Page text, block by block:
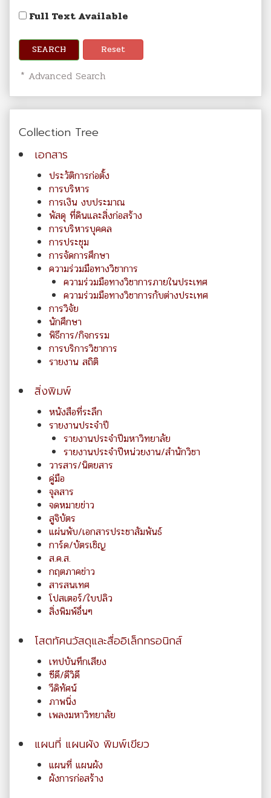
Full Text Available
SEARCH Reset
* Advanced Search
Collection Tree
เอกสาร
ประวัติการก่อตั้ง
การบริหาร
การเงิน งบประมาณ
พัสดุ ที่ดินและสิ่งก่อสร้าง
การบริหารบุคคล
การประชุม
การจัดการศึกษา
ความร่วมมือทางวิชาการ
ความร่วมมือทางวิชาการภายในประเทศ
ความร่วมมือทางวิชาการกับต่างประเทศ
การวิจัย
นักศึกษา
พิธีการ/กิจกรรม
การบริการวิชาการ
รายงาน สถิติ
สิ่งพิมพ์
หนังสือที่ระลึก
รายงานประจำปี
รายงานประจำปีมหาวิทยาลัย
รายงานประจำปีหน่วยงาน/สำนักวิชา
วารสาร/นิตยสาร
คู่มือ
จุลสาร
จดหมายข่าว
สูจิบัตร
แผ่นพับ/เอกสารประชาสัมพันธ์
การ์ด/บัตรเชิญ
ส.ค.ส.
กฤตภาคข่าว
สารสนเทศ
โปสเตอร์/ใบปลิว
สิ่งพิมพ์อื่นๆ
โสตทัศนวัสดุและสื่ออิเล็กทรอนิกส์
เทปบันทึกเสียง
ซีดี/ดีวิดี
วีดิทัศน์
ภาพนิ่ง
เพลงมหาวิทยาลัย
แผนที่ แผนผัง พิมพ์เขียว
แผนที่ แผนผัง
ผังการก่อสร้าง